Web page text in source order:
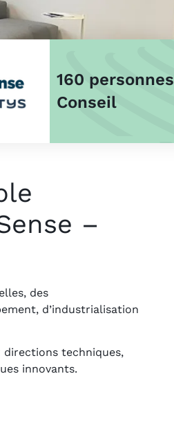
160 personnes
Conseil
–
des
d’industrialisation
directions techniques,
innovants.